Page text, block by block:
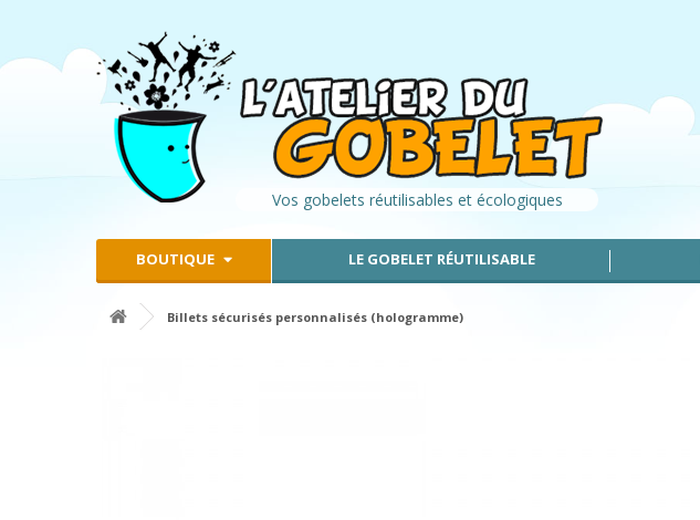
Vos gobelets réutilisables et écologiques
BOUTIQUE LE GOBELET RÉUTILISABLE
Billets sécurisés personnalisés (hologramme)